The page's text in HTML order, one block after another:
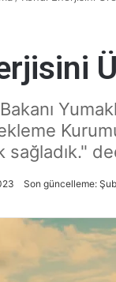
sağladık."
Son güncelleme: